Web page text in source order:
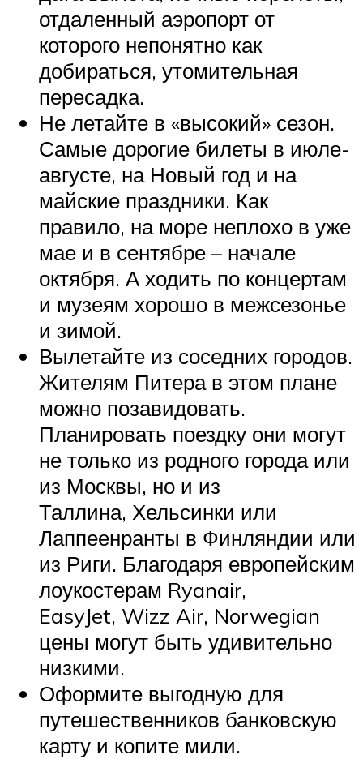
отдаленный аэропорт от
которого непонятно как
добираться, утомительная
пересадка.
Не летайте в «высокий» сезон.
Самые дорогие билеты в июле-
августе, на Новый год и на
майские праздники. Как
правило, на море неплохо в уже
мае и в сентябре – начале
октября. А ходить по концертам
и музеям хорошо в межсезонье
и зимой.
Вылетайте из соседних городов.
Жителям Питера в этом плане
можно позавидовать.
Планировать поездку они могут
не только из родного города или
из Москвы, но и из
Таллина, Хельсинки или
Лаппеенранты в Финляндии или
из Риги. Благодаря европейским
лоукостерам Ryanair,
EasyJet, Wizz Air, Norwegian
цены могут быть удивительно
низкими.
Оформите выгодную для
путешественников банковскую
карту и копите мили.